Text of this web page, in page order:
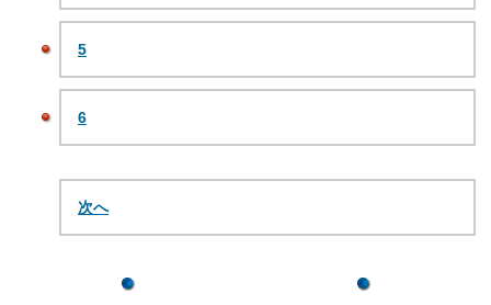
5
6
次へ